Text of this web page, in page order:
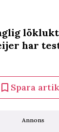
har
Spara
Annons